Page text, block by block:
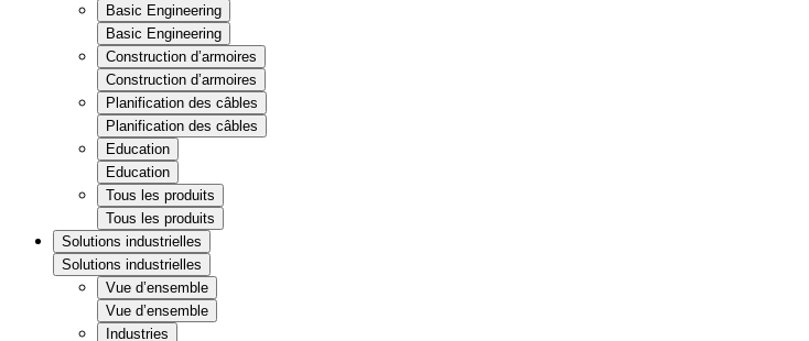
Basic Engineering
Basic Engineering
Construction d’armoires
Construction d’armoires
Planification des câbles
Planification des câbles
Education
Education
Tous les produits
Tous les produits
Solutions industrielles
Solutions industrielles
Vue d’ensemble
Vue d’ensemble
Industries